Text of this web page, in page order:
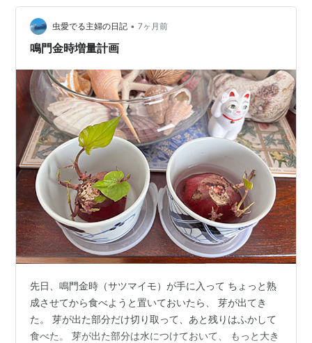
っくほくの焼き芋の出来上がり～♪ あちちっ！触れない
～！ なのに、食いつこうとする夢たん（笑） 少し冷まし
てから、…
虫愛でる主婦の日記 • 7ヶ月前
鳴門金時増量計画
先日、鳴門金時（サツマイモ）が手に入って ちょっと熟
成させてから食べようと置いておいたら、 芽が出てき
た。 芽が出た部分だけ切り取って、あと残りはふかして
食べた。 芽が出た部分は水につけておいて、 もっと大き